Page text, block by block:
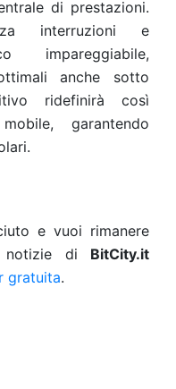
di prestazioni.
interruzioni e
impareggiabile,
anche sotto
ridefinirà così
garantendo
e vuoi rimanere
notizie di BitCity.it
gratuita.